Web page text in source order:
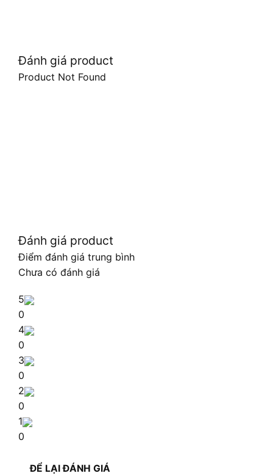
Đánh giá product
Product Not Found
Đánh giá product
Điểm đánh giá trung bình
Chưa có đánh giá
5
0
4
0
3
0
2
0
1
0
ĐỂ LẠI ĐÁNH GIÁ